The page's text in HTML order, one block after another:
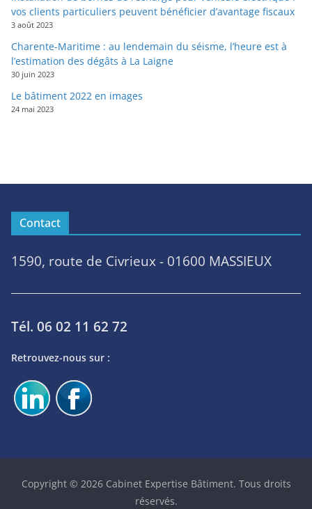
vos clients particuliers peuvent bénéficier d’avantage fiscaux
3 août 2023
Charente-Maritime : au lendemain du séisme, l’heure est à
l’estimation des dégâts à La Laigne
30 juin 2023
Le bâtiment 2022 en images
24 mai 2023
Contact
1590, route de Civrieux - 01600 MASSIEUX
Tél. 06 02 11 62 72
Retrouvez-nous sur :
Copyright © 2026 Cabinet Expertise Bâtiment. Tous droits
réservés.